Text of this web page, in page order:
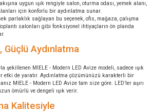
uygun ışık rengiyle salon, oturma odası, yemek alanı,
için konforlu bir aydınlatma sunar.
parlaklık sağlayan bu seçenek, ofis, mağaza, çalışma
salonları gibi fonksiyonel ihtiyaçların ön planda
Aydınlatma
şekillenen MIELE - Modern LED Avize modeli, sadece ışık
etki de yaratır. Aydınlatma çözümünüzü karakterli bir
MIELE - Modern LED Avize tam size göre. LED’ler aşırı
ömürlü ve dengeli ışık verir.
Kalitesiyle